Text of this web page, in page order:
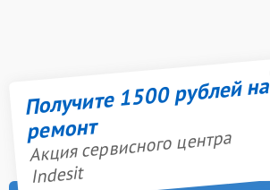
Получите 1500 рублей на
ремонт
Акция сервисного центра
Indesit